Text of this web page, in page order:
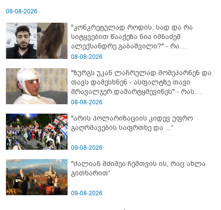
08-08-2026
"კონკრეტულად როდის, სად და რა
სიტყვებით წააქეზა ნია იმნაძემ
ალექსანდრე გაბაშვილი?" - რა
მიმართვას ავრცელებს ნია იმნაძის
08-08-2026
"ზურგს უკან ლაჩრულად მომეპარნენ და
თავს დამესხნენ - ასფალტზე თავი
მრავალჯერ დამარტყმევინეს" - რას
ჰყვება კურიერი, რომელსაც
გაუსწორდნენ?
08-08-2026
"არის პოლარიზაციის კიდევ უფრო
გაღრმავების საფრთხე და ...“
09-08-2026
"ძალიან მძიმეა ჩემთვის ის, რაც ახლა
გითხარით“
09-08-2026